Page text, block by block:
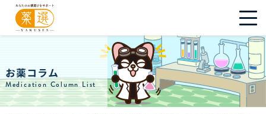
お薬コラム
Medication Column List